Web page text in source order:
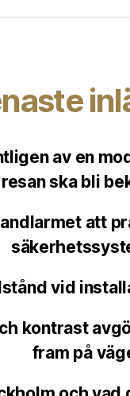
av en
resan ska bli
att
vid
kontrast
fram på